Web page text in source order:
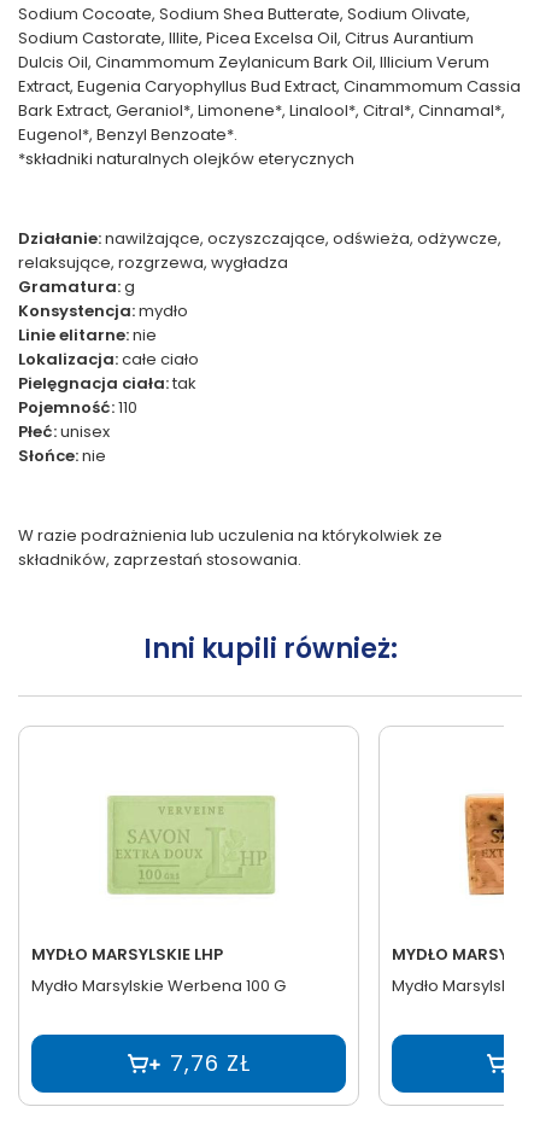
Sodium Cocoate, Sodium Shea Butterate, Sodium Olivate,
Sodium Castorate, Illite, Picea Excelsa Oil, Citrus Aurantium
Dulcis Oil, Cinammomum Zeylanicum Bark Oil, Illicium Verum
Extract, Eugenia Caryophyllus Bud Extract, Cinammomum Cassia
Bark Extract, Geraniol*, Limonene*, Linalool*, Citral*, Cinnamal*,
Eugenol*, Benzyl Benzoate*.
*składniki naturalnych olejków eterycznych
Działanie:nawilżające, oczyszczające, odświeża, odżywcze,
relaksujące, rozgrzewa, wygładza
Gramatura:g
Konsystencja:mydło
Linie elitarne:nie
Lokalizacja:całe ciało
Pielęgnacja ciała:tak
Pojemność:110
Płeć:unisex
Słońce:nie
W razie podrażnienia lub uczulenia na którykolwiek ze
składników, zaprzestań stosowania.
Inni kupili również:
MYDŁO MARSYLSKIE LHP
Mydło Marsylskie Werbena 100 G
7,76 ZŁ
MYDŁO
Mydło Marsylskie